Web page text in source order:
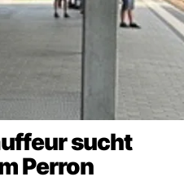
sucht
Perron